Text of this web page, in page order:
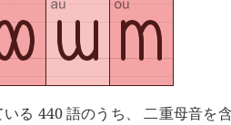
る 440 語のうち、 二重母音を